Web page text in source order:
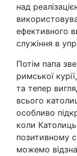
над
ефективного
служіння в
Потім папа
римської
та тепер
всього
особливо
коли
позитивному
можемо